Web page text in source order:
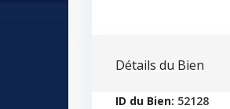
Détails du Bien
ID du Bien: 52128